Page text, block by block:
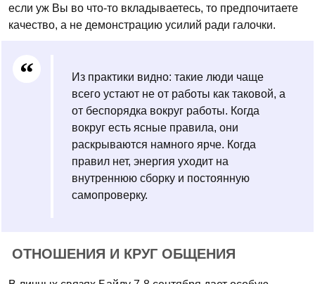
если уж Вы во что-то вкладываетесь, то предпочитаете
качество, а не демонстрацию усилий ради галочки.
Из практики видно: такие люди чаще
всего устают не от работы как таковой, а
от беспорядка вокруг работы. Когда
вокруг есть ясные правила, они
раскрываются намного ярче. Когда
правил нет, энергия уходит на
внутреннюю сборку и постоянную
самопроверку.
ОТНОШЕНИЯ И КРУГ ОБЩЕНИЯ